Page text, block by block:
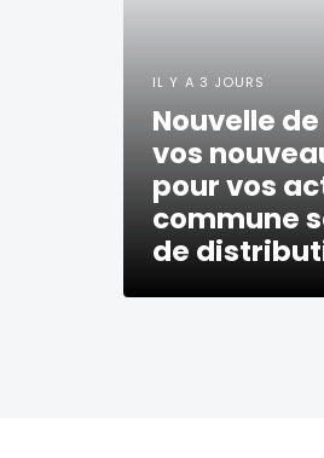
IL Y A 3 JOURS
Nouvelle
vos
pour vos
commune
de